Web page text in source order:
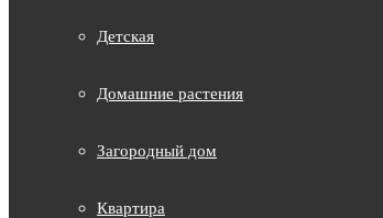
Детская
Домашние растения
Загородный дом
Квартира